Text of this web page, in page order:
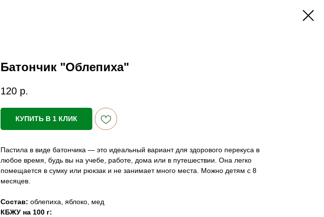
Батончик "Облепиха"
120 р.
КУПИТЬ В 1 КЛИК
Пастила в виде батончика — это идеальный вариант для здорового перекуса в
любое время, будь вы на учебе, работе, дома или в путешествии. Она легко
помещается в сумку или рюкзак и не занимает много места. Можно детям с 8
месяцев.
Состав: облепиха, яблоко, мед
КБЖУ на 100 г: